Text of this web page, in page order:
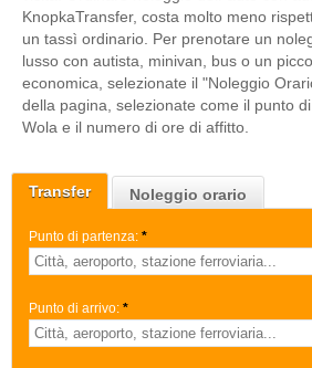
Transfer Noleggio orario
Punto di partenza: *
Punto di arrivo: *
KnopkaTransfer, costa molto meno
un tassì ordinario. Per prenotare un
lusso con autista, minivan, bus o un
economica, selezionate il "Noleggio
della pagina, selezionate come il punto
Wola e il numero di ore di affitto.